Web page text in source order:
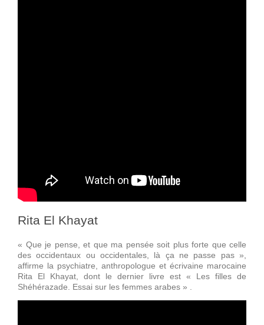
Rita El Khayat
« Que je pense, et que ma pensée soit plus forte que celle
des occidentaux ou occidentales, là ça ne passe pas »,
affirme la psychiatre, anthropologue et écrivaine marocaine
Rita El Khayat, dont le dernier livre est « Les filles de
Shéhérazade. Essai sur les femmes arabes » .